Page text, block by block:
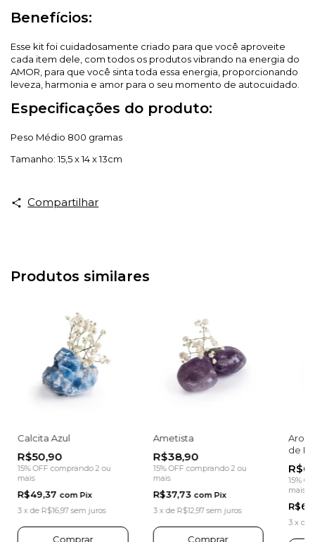
Benefícios:
Esse kit foi cuidadosamente criado para que você aproveite
cada item dele, com todos os produtos vibrando na energia do
AMOR, para que você sinta toda essa energia, proporcionando
leveza, harmonia e amor para o seu momento de autocuidado.
Especificações do produto:
Peso Médio 800 gramas
Tamanho: 15,5 x 14 x 13cm
Compartilhar
Produtos similares
Calcita Azul
R$50,90
15% OFF comprando 2 ou
mais
R$49,37 com Pix
3 xde R$16,97 sem juros
Ametista
R$38,90
15% OFF comprando 2 ou
mais
R$37,73 com Pix
3 xde R$12,97 sem juros
de
15%
mais
3 x de